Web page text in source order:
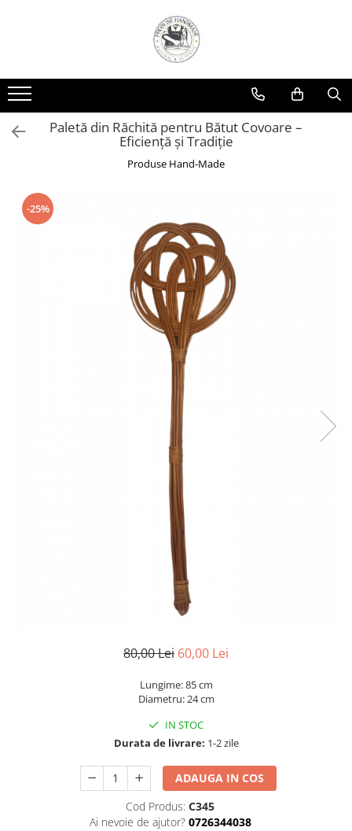
Paletă din Răchită pentru Bătut Covoare –
Eficiență și Tradiție
Produse Hand-Made
-25%
80,00 Lei 60,00 Lei
Lungime: 85 cm
Diametru: 24 cm
IN STOC
Durata de livrare: 1-2 zile
ADAUGA IN COS
Cod Produs: C345
Ai nevoie de ajutor? 0726344038